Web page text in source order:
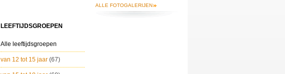
LEEFTIJDSGROEPEN
Alle leeftijdsgroepen
van 12 tot 15 jaar (67)
ALLE FOTOGALERIJEN